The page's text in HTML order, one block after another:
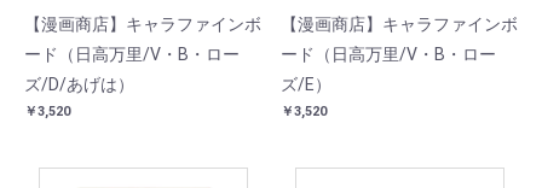
【漫画商店】キャラファインボ
ード（日高万里/V・B・ロー
ズ/D/あげは）
￥3,520
【漫画商店】キャラファインボ
ード（日高万里/V・B・ロー
ズ/E）
￥3,520